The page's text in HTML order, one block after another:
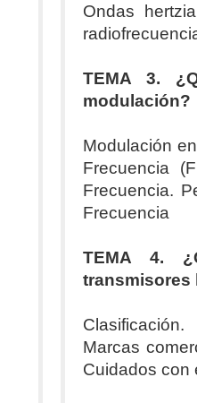
Ondas
TEMA 3.
modulación?
Modulación
Frecuencia
Frecuencia.
Frecuencia
TEMA 4.
transmisores
Marcas
Cuidados con